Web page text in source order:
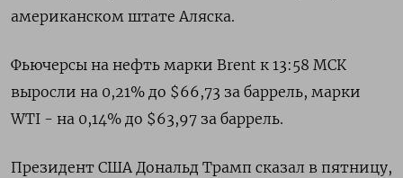
американском штате Аляска.
Фьючерсы на нефть марки Brent к 13:58 МСК
выросли на 0,21% до $66,73 за баррель, марки
WTI - на 0,14% до $63,97 за баррель.
Президент США Дональд Трамп сказал в пятницу,